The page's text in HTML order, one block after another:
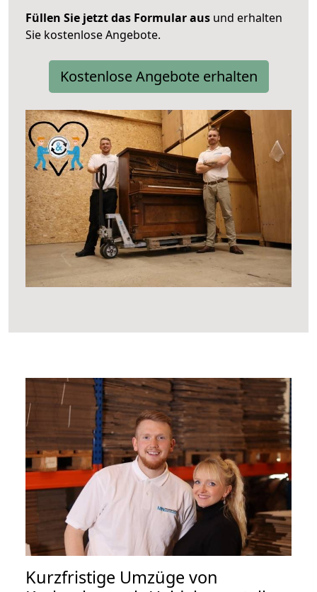
Füllen Sie jetzt das Formular aus und erhalten
Sie kostenlose Angebote.
Kostenlose Angebote erhalten
Kurzfristige Umzüge von